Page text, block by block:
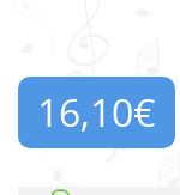
16,10€